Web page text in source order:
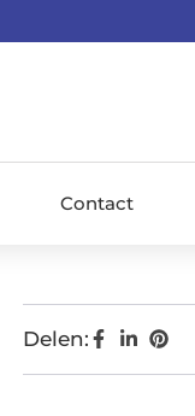
Contact
Delen: